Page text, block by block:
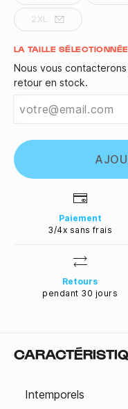
2XL
Quantité
LA TAILLE
Nous vous
retour en stock.
Paiement
3/4x sans frais
Retours
pendant 30 jours
Intemporels